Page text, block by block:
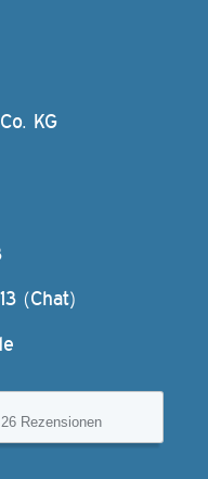
KG
(Chat)
26 Rezensionen